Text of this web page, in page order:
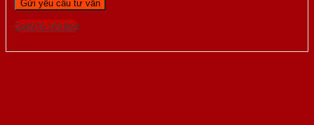
Gọi 0976.169.864